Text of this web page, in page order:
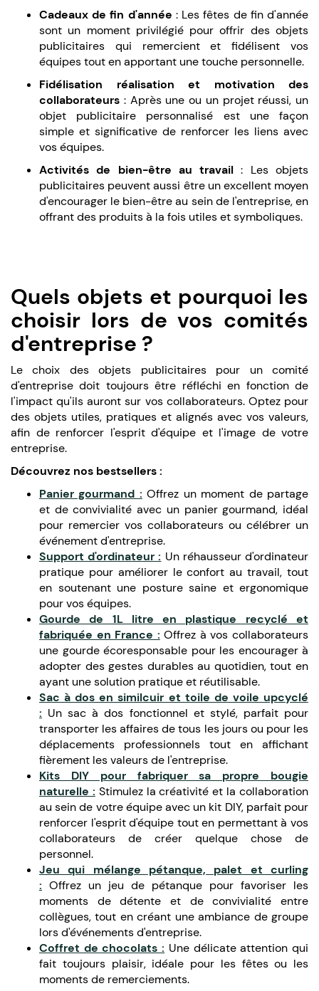
Cadeaux de fin d'année : Les fêtes de fin d'année
sont un moment privilégié pour offrir des objets
publicitaires qui remercient et fidélisent vos
équipes tout en apportant une touche personnelle.
Fidélisation réalisation et motivation des
collaborateurs : Après une ou un projet réussi, un
objet publicitaire personnalisé est une façon
simple et significative de renforcer les liens avec
vos équipes.
Activités de bien-être au travail : Les objets
publicitaires peuvent aussi être un excellent moyen
d'encourager le bien-être au sein de l'entreprise, en
offrant des produits à la fois utiles et symboliques.
Quels objets et pourquoi les
choisir lors de vos comités
d'entreprise ?
Le choix des objets publicitaires pour un comité
d'entreprise doit toujours être réfléchi en fonction de
l'impact qu'ils auront sur vos collaborateurs. Optez pour
des objets utiles, pratiques et alignés avec vos valeurs,
afin de renforcer l'esprit d'équipe et l'image de votre
entreprise.
Découvrez nos bestsellers :
Panier gourmand : Offrez un moment de partage
et de convivialité avec un panier gourmand, idéal
pour remercier vos collaborateurs ou célébrer un
événement d'entreprise.
Support d'ordinateur : Un réhausseur d'ordinateur
pratique pour améliorer le confort au travail, tout
en soutenant une posture saine et ergonomique
pour vos équipes.
Gourde de 1L litre en plastique recyclé et
fabriquée en France : Offrez à vos collaborateurs
une gourde écoresponsable pour les encourager à
adopter des gestes durables au quotidien, tout en
ayant une solution pratique et réutilisable.
Sac à dos en similcuir et toile de voile upcyclé
: Un sac à dos fonctionnel et stylé, parfait pour
transporter les affaires de tous les jours ou pour les
déplacements professionnels tout en affichant
fièrement les valeurs de l'entreprise.
Kits DIY pour fabriquer sa propre bougie
naturelle : Stimulez la créativité et la collaboration
au sein de votre équipe avec un kit DIY, parfait pour
renforcer l'esprit d'équipe tout en permettant à vos
collaborateurs de créer quelque chose de
personnel.
Jeu qui mélange pétanque, palet et curling
: Offrez un jeu de pétanque pour favoriser les
moments de détente et de convivialité entre
collègues, tout en créant une ambiance de groupe
lors d'événements d'entreprise.
Coffret de chocolats : Une délicate attention qui
fait toujours plaisir, idéale pour les fêtes ou les
moments de remerciements.